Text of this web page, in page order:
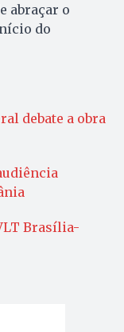
abraçar o
do
debate a obra
Brasília-